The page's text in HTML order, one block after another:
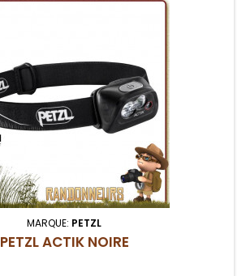
MARQUE: PETZL
PETZL ACTIK NOIRE